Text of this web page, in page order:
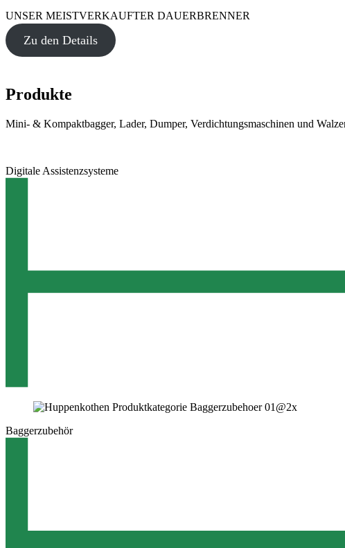
UNSER MEISTVERKAUFTER DAUERBRENNER
Zu den Details
Produkte
Mini- & Kompaktbagger, Lader, Dumper, Verdichtungsmaschinen und
Digitale Assistenzsysteme
Baggerzubehör